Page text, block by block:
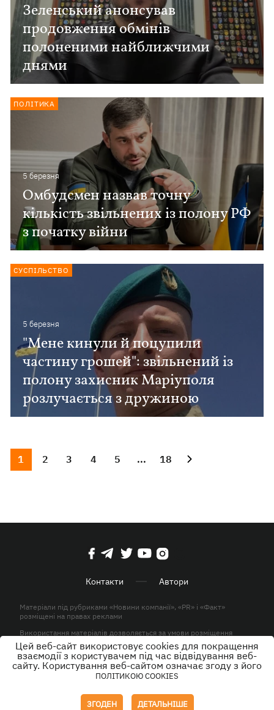
Зеленський анонсував
продовження обмінів
полоненими найближчими
днями
5 березня
Омбудсмен назвав точну
кількість звільнених із полону РФ
з початку війни
ПОЛІТИКА
5 березня
"Мене кинули й поцупили
частину грошей": звільнений із
полону захисник Маріуполя
розлучається з дружиною
СУСПІЛЬСТВО
1 2 3 4 5 ... 18
Контакти Автори
Матеріали під рубриками «Новини компанії», «PR» і «Факт»
розміщені на правах реклами
Використання матеріалів дозволяється за умови розміщення
активного гіперпосилання на KP.UA в першому абзаці.
© ТОВ «ЮЛАВ МЕДІА» 2026. Всі права захищені.
Цей веб-сайт використовує cookies для покращення
взаємодії з користувачем під час відвідування веб-
сайту. Користування веб-сайтом означає згоду з його
ПОЛІТИКОЮ COOKIES
ЗГОДЕН ДЕТАЛЬНІШЕ